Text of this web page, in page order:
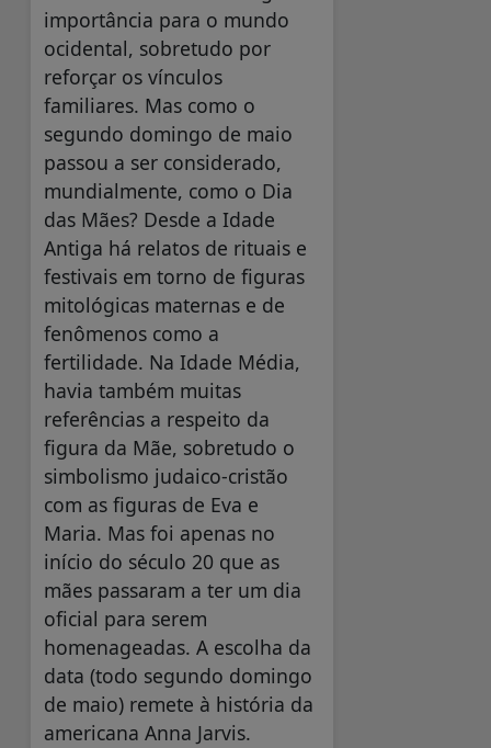
importância para o mundo
ocidental, sobretudo por
reforçar os vínculos
familiares. Mas como o
segundo domingo de maio
passou a ser considerado,
mundialmente, como o Dia
das Mães? Desde a Idade
Antiga há relatos de rituais e
festivais em torno de figuras
mitológicas maternas e de
fenômenos como a
fertilidade. Na Idade Média,
havia também muitas
referências a respeito da
figura da Mãe, sobretudo o
simbolismo judaico-cristão
com as figuras de Eva e
Maria. Mas foi apenas no
início do século 20 que as
mães passaram a ter um dia
oficial para serem
homenageadas. A escolha da
data (todo segundo domingo
de maio) remete à história da
americana Anna Jarvis.